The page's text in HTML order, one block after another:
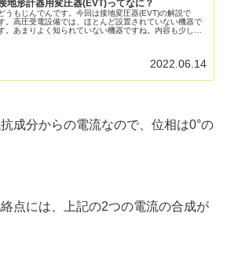
地形計器用変圧器(EVT)ってなに？
うもじんでんです。今回は接地変圧器(EVT)の解説で
。高圧受電設備では、ほとんど設置されていない機器で
。あまりよく知られていない機器ですね。内容も少し難
2022.06.14
成分からの電流なので、位相は0°の
点には、上記の2つの電流の合成が